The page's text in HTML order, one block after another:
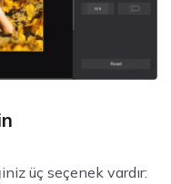
üç seçenek vardır: